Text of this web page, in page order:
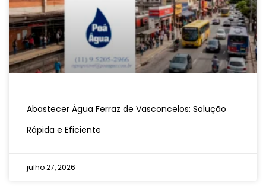
Abastecer Água Ferraz de Vasconcelos: Solução
Rápida e Eficiente
julho 27, 2026